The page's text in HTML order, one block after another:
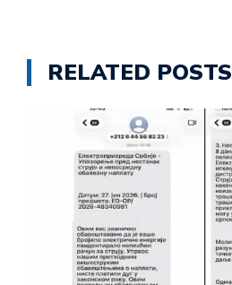
RELATED POSTS